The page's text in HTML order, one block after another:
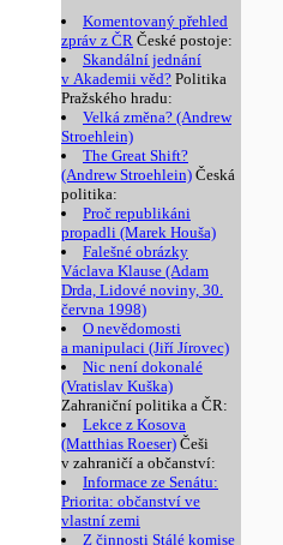
Komentovaný přehled
zpráv z ČR České postoje:
Skandální jednání
v Akademii věd? Politika
Pražského hradu:
Velká změna? (Andrew
Stroehlein)
The Great Shift?
(Andrew Stroehlein) Česká
politika:
Proč republikáni
propadli (Marek Houša)
Falešné obrázky
Václava Klause (Adam
Drda, Lidové noviny, 30.
června 1998)
O nevědomosti
a manipulaci (Jiří Jírovec)
Nic není dokonalé
(Vratislav Kuška)
Zahraniční politika a ČR:
Lekce z Kosova
(Matthias Roeser) Češi
v zahraničí a občanství:
Informace ze Senátu:
Priorita: občanství ve
vlastní zemi
Z činnosti Stálé komise